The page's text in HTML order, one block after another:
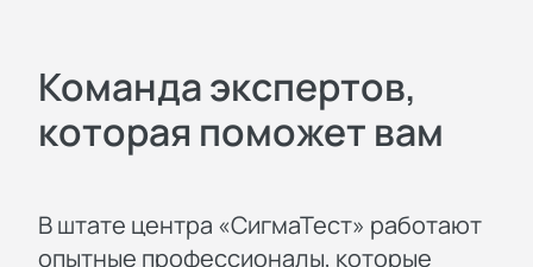
Команда экспертов,
которая поможет вам
В штате центра «СигмаТест» работают
опытные профессионалы, которые